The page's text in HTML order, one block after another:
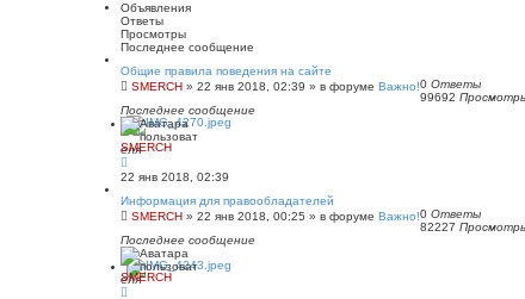
е
н
ы
п
к
Объявления
Ответы
Просмотры
Последнее сообщение
Общие правила поведения на сайте
SMERCH » 22 янв 2018, 02:39 » в форуме Важно!0 Ответы
99692
Последнее сообщение
SMERCH
22 янв 2018, 02:39
Информация для правообладателей
SMERCH » 22 янв 2018, 00:25 » в форуме Важно!0 Ответы
82227
Последнее сообщение
SMERCH